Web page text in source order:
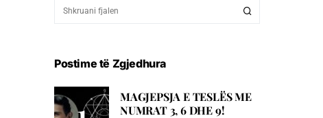
Postime të Zgjedhura
MAGJEPSJA E TESLËS ME
NUMRAT 3, 6 DHE 9!